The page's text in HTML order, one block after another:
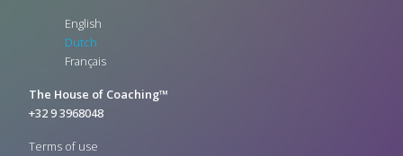
English
Dutch
Français
The House of Coaching™
+32 9 3968048
Terms of use